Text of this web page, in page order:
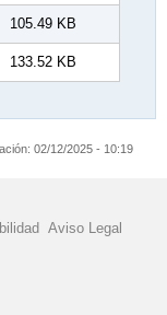
105.49 KB
133.52 KB
02/12/2025 - 10:19
Aviso Legal